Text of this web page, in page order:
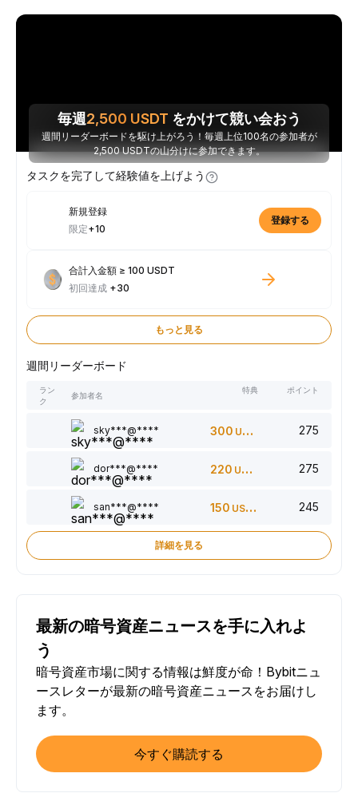
毎週2,500 USDT をかけて競い会おう
週間リーダーボードを駆け上がろう！毎週上位100名の参加者が
2,500 USDTの山分けに参加できます。
タスクを完了して経験値を上げよう
新規登録
限定+10
登録する
合計入金額 ≥ 100 USDT
初回達成 +30
もっと見る
週間リーダーボード
ラン
ク
参加者名
特典 ポイント
sky***@**** 300 USDT 275
dor***@**** 220 USDT 275
san***@**** 150 USDT 245
詳細を見る
最新の暗号資産ニュースを手に入れよ
う
暗号資産市場に関する情報は鮮度が命！Bybitニュ
ースレターが最新の暗号資産ニュースをお届けし
ます。
今すぐ購読する